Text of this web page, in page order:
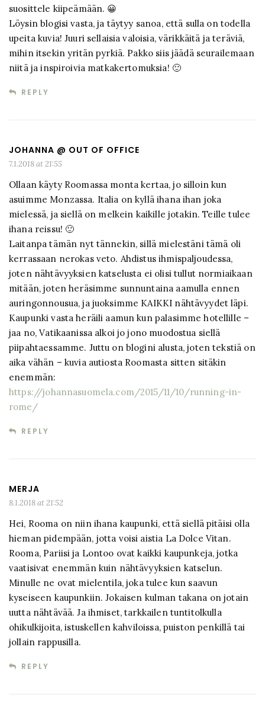
suosittele kiipeämään. 😀
Löysin blogisi vasta, ja täytyy sanoa, että sulla on todella
upeita kuvia! Juuri sellaisia valoisia, värikkäitä ja teräviä,
mihin itsekin yritän pyrkiä. Pakko siis jäädä seurailemaan
niitä ja inspiroivia matkakertomuksia! 🙂
REPLY
JOHANNA @ OUT OF OFFICE
7.1.2018 at 21:55
Ollaan käyty Roomassa monta kertaa, jo silloin kun
asuimme Monzassa. Italia on kyllä ihana ihan joka
mielessä, ja siellä on melkein kaikille jotakin. Teille tulee
ihana reissu! 🙂
Laitanpa tämän nyt tännekin, sillä mielestäni tämä oli
kerrassaan nerokas veto. Ahdistus ihmispaljoudessa,
joten nähtävyyksien katselusta ei olisi tullut normiaikaan
mitään, joten heräsimme sunnuntaina aamulla ennen
auringonnousua, ja juoksimme KAIKKI nähtävyydet läpi.
Kaupunki vasta heräili aamun kun palasimme hotellille –
jaa no, Vatikaanissa alkoi jo jono muodostua siellä
piipahtaessamme. Juttu on blogini alusta, joten tekstiä on
aika vähän – kuvia autiosta Roomasta sitten sitäkin
enemmän:
https://johannasuomela.com/2015/11/10/running-in-
rome/
REPLY
MERJA
8.1.2018 at 21:52
Hei, Rooma on niin ihana kaupunki, että siellä pitäisi olla
hieman pidempään, jotta voisi aistia La Dolce Vitan.
Rooma, Pariisi ja Lontoo ovat kaikki kaupunkeja, jotka
vaatisivat enemmän kuin nähtävyyksien katselun.
Minulle ne ovat mielentila, joka tulee kun saavun
kyseiseen kaupunkiin. Jokaisen kulman takana on jotain
uutta nähtävää. Ja ihmiset, tarkkailen tuntitolkulla
ohikulkijoita, istuskellen kahviloissa, puiston penkillä tai
jollain rappusilla.
REPLY